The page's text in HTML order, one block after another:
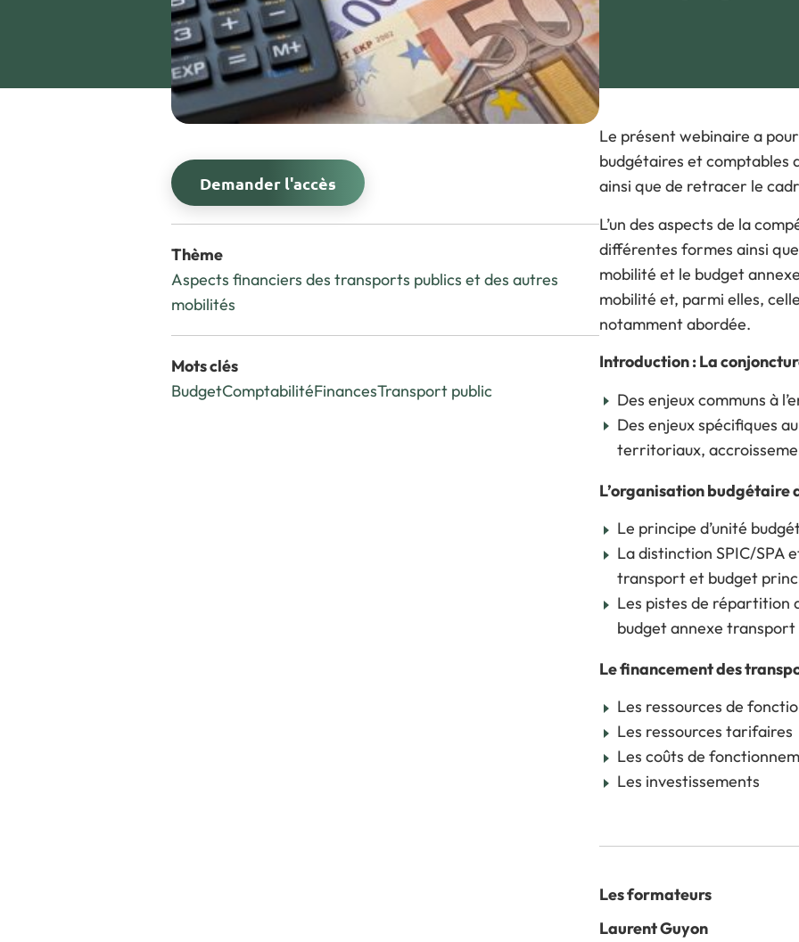
Visiter l’expo
Pourquoi exposer ?
FAQ Exposant
Le présent webinaire a
budgétaires et comptables
ainsi que de retracer le
L’un des aspects de la
différentes formes ainsi
mobilité et le budget
mobilité et, parmi elles,
notamment abordée.
Introduction : La
Des enjeux communs à
Des enjeux spécifiques
territoriaux,
L’organisation budgétaire
Le principe d’unité
La distinction SPIC/SPA
transport et budget
Les pistes de répartition
budget annexe transport
Le financement des
Les ressources de
Les ressources tarifaires
Les coûts de
Les investissements
Les formateurs
Laurent Guyon
Demander l'accès
Thème
Aspects financiers des transports publics et des autres
mobilités
Mots clés
BudgetComptabilitéFinancesTransport public